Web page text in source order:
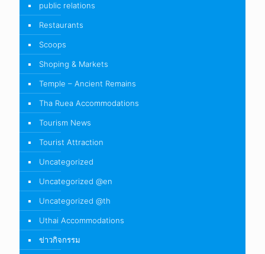
public relations
Restaurants
Scoops
Shoping & Markets
Temple – Ancient Remains
Tha Ruea Accommodations
Tourism News
Tourist Attraction
Uncategorized
Uncategorized @en
Uncategorized @th
Uthai Accommodations
ข่าวกิจกรรม